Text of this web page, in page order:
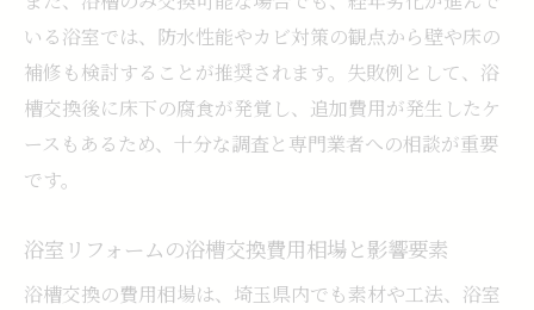
浴室リフォームで利用できる補助金と申請
条件
浴室リフォームの補助金申請に必要な手続
きと流れ
浴室リフォーム補助金で賢く費用負担を軽
減する方法
いる浴室では、防水性能やカビ対策の観点から壁や床の
補修も検討することが推奨されます。失敗例として、浴
槽交換後に床下の腐食が発覚し、追加費用が発生したケ
ースもあるため、十分な調査と専門業者への相談が重要
です。
浴室リフォームの浴槽交換費用相場と影響要素
浴槽交換の費用相場は、埼玉県内でも素材や工法、浴室